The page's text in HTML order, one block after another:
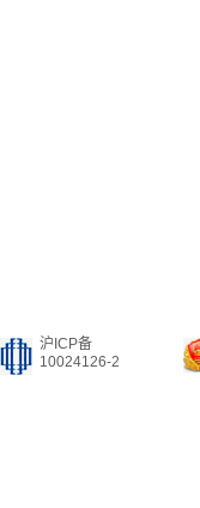
沪ICP备
10024126-2